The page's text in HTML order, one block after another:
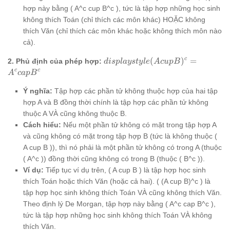
hợp này bằng ( A^c cup B^c ), tức là tập hợp những học sinh
không thích Toán (chỉ thích các môn khác) HOẶC không
thích Văn (chỉ thích các môn khác hoặc không thích môn nào
cả).
2. Phủ định của phép hợp: displaystyle
cap B^c
displaystyle(AcupB)c =
AccapBc
Ý nghĩa: Tập hợp các phần tử không thuộc hợp của hai tập
hợp A và B đồng thời chính là tập hợp các phần tử không
thuộc A VÀ cũng không thuộc B.
Cách hiểu: Nếu một phần tử không có mặt trong tập hợp A
và cũng không có mặt trong tập hợp B (tức là không thuộc (
A cup B )), thì nó phải là một phần tử không có trong A (thuộc
( A^c )) đồng thời cũng không có trong B (thuộc ( B^c )).
Ví dụ: Tiếp tục ví dụ trên, ( A cup B ) là tập hợp học sinh
thích Toán hoặc thích Văn (hoặc cả hai). ( (A cup B)^c ) là
tập hợp học sinh không thích Toán VÀ cũng không thích Văn.
Theo định lý De Morgan, tập hợp này bằng ( A^c cap B^c ),
tức là tập hợp những học sinh không thích Toán VÀ không
thích Văn.